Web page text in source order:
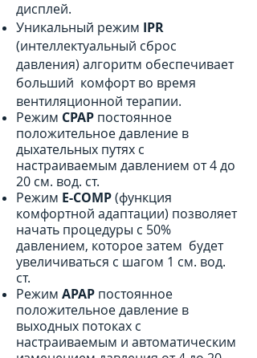
дисплей.
Уникальный режим IPR
(интеллектуальный сброс
давления) алгоритм обеспечивает
больший комфорт во время
вентиляционной терапии.
Режим CPAP постоянное
положительное давление в
дыхательных путях с
настраиваемым давлением от 4 до
20 см. вод. ст.
Режим E-COMP(функция
комфортной адаптации) позволяет
начать процедуры с 50%
давлением, которое затем будет
увеличиваться с шагом 1 см. вод.
ст.
Режим APAP постоянное
положительное давление в
выходных потоках с
настраиваемым и автоматическим